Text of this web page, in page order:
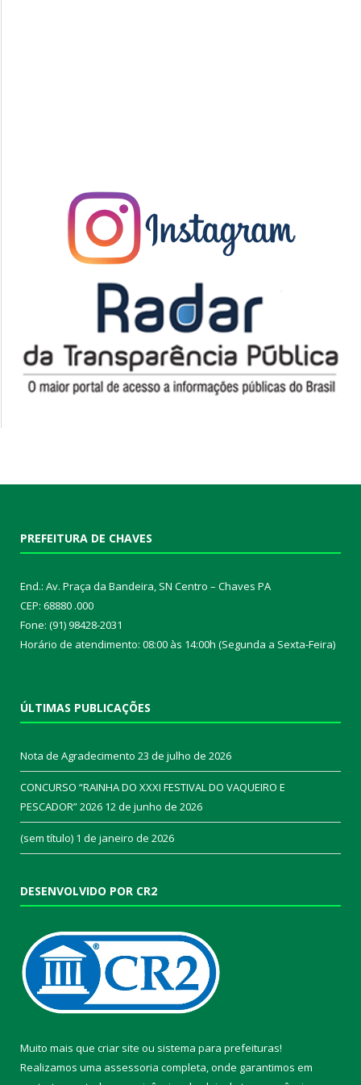
PREFEITURA DE CHAVES
End.: Av. Praça da Bandeira, SN Centro – Chaves PA
CEP: 68880 .000
Fone: (91) 98428-2031
Horário de atendimento: 08:00 às 14:00h (Segunda a Sexta-Feira)
ÚLTIMAS PUBLICAÇÕES
Nota de Agradecimento 23 de julho de 2026
CONCURSO “RAINHA DO XXXI FESTIVAL DO VAQUEIRO E
PESCADOR” 2026 12 de junho de 2026
(sem título) 1 de janeiro de 2026
DESENVOLVIDO POR CR2
Muito mais que criar site ou sistema para prefeituras!
Realizamos uma assessoria completa, onde garantimos em